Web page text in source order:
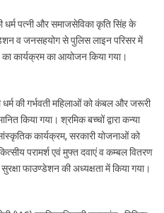
धर्म पत्नी और समाजसेविका कृति सिंह के
व जनसहयोग से पुलिस लाइन परिसर में
का कार्यक्रम का आयोजन किया गया।
की गर्भवती महिलाओं को कंबल और जरूरी
किया गया। श्रमिक बच्चों द्वारा कन्या
कार्यक्रम, सरकारी योजनाओं को
परामर्श एवं मुफ्त दवाएं व कम्बल वितरण
फाउण्डेशन की अध्यक्षता में किया गया।